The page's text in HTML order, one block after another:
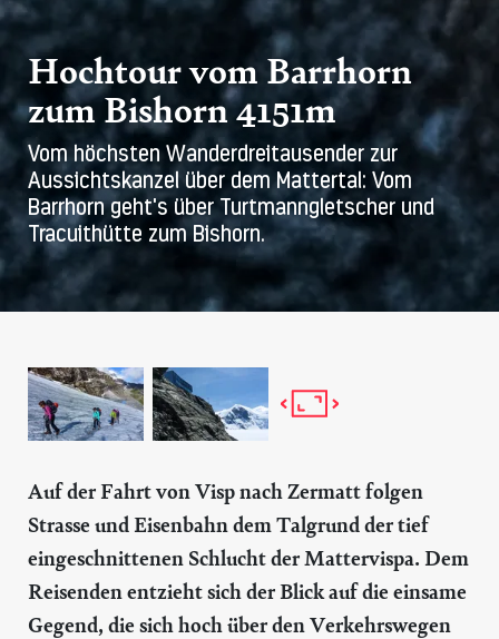
Hochtour vom Barrhorn
zum Bishorn 4151m
Vom höchsten Wanderdreitausender zur
Aussichtskanzel über dem Mattertal: Vom
Barrhorn geht's über Turtmanngletscher und
Tracuithütte zum Bishorn.
Auf der Fahrt von Visp nach Zermatt folgen
Strasse und Eisenbahn dem Talgrund der tief
eingeschnittenen Schlucht der Mattervispa. Dem
Reisenden entzieht sich der Blick auf die einsame
Gegend, die sich hoch über den Verkehrswegen